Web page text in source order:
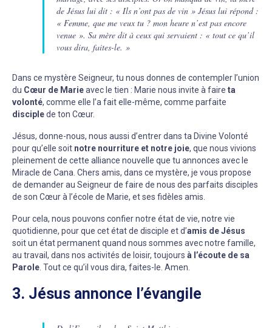
de Jésus lui dit : « Ils n’ont pas de vin » Jésus lui répond :
« Femme, que me veux tu ? mon heure n’est pas encore
venue ». Sa mère dit à ceux qui servaient : « tout ce qu’il
vous dira, faites-le. »
Dans ce mystère Seigneur, tu nous donnes de contempler l’union
du Cœur de Marieavec le tien : Marie nous invite à faire ta
volonté, comme elle l’a fait elle-même, comme parfaite
disciplede ton Cœur.
Jésus, donne-nous, nous aussi d’entrer dans ta Divine Volonté
pour qu’elle soit notre nourriture et notre joie, que nous vivions
pleinement de cette alliance nouvelle que tu annonces avec le
Miracle de Cana. Chers amis, dans ce mystère, je vous propose
de demander au Seigneur de faire de nous des parfaits disciples
de son Cœur à l’école de Marie, et ses fidèles amis.
Pour cela, nous pouvons confier notre état de vie, notre vie
quotidienne, pour que cet état de disciple et d’amis de Jésus
soit un état permanent quand nous sommes avec notre famille,
au travail, dans nos activités de loisir, toujours à l’écoute de sa
Parole. Tout ce qu’il vous dira, faites-le. Amen.
3. Jésus annonce l’évangile